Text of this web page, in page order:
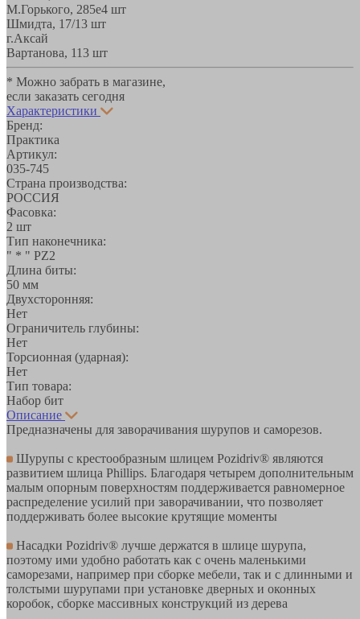
М.Горького, 285е4 шт
Шмидта, 17/13 шт
г.Аксай
Вартанова, 113 шт
* Можно забрать в магазине,
если заказать сегодня
Характеристики
Бренд:
Практика
Артикул:
035-745
Страна производства:
РОССИЯ
Фасовка:
2 шт
Тип наконечника:
" * " PZ2
Длина биты:
50 мм
Двухсторонняя:
Нет
Ограничитель глубины:
Нет
Торсионная (ударная):
Нет
Тип товара:
Набор бит
Описание
Предназначены для заворачивания шурупов и саморезов.
Шурупы с крестообразным шлицем Pozidriv® являются
развитием шлица Phillips. Благодаря четырем дополнительным
малым опорным поверхностям поддерживается равномерное
распределение усилий при заворачивании, что позволяет
поддерживать более высокие крутящие моменты
Насадки Pozidriv® лучше держатся в шлице шурупа,
поэтому ими удобно работать как с очень маленькими
саморезами, например при сборке мебели, так и с длинными и
толстыми шурупами при установке дверных и оконных
коробок, сборке массивных конструкций из дерева